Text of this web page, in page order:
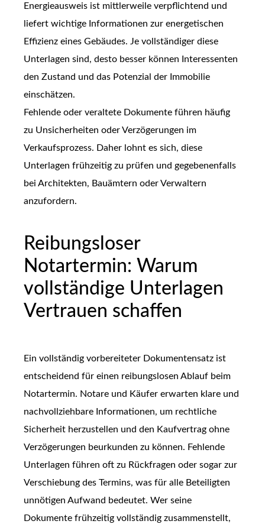
Energieausweis ist mittlerweile verpflichtend und
liefert wichtige Informationen zur energetischen
Effizienz eines Gebäudes. Je vollständiger diese
Unterlagen sind, desto besser können Interessenten
den Zustand und das Potenzial der Immobilie
einschätzen.
Fehlende oder veraltete Dokumente führen häufig
zu Unsicherheiten oder Verzögerungen im
Verkaufsprozess. Daher lohnt es sich, diese
Unterlagen frühzeitig zu prüfen und gegebenenfalls
bei Architekten, Bauämtern oder Verwaltern
anzufordern.
Reibungsloser
Notartermin: Warum
vollständige Unterlagen
Vertrauen schaffen
Ein vollständig vorbereiteter Dokumentensatz ist
entscheidend für einen reibungslosen Ablauf beim
Notartermin. Notare und Käufer erwarten klare und
nachvollziehbare Informationen, um rechtliche
Sicherheit herzustellen und den Kaufvertrag ohne
Verzögerungen beurkunden zu können. Fehlende
Unterlagen führen oft zu Rückfragen oder sogar zur
Verschiebung des Termins, was für alle Beteiligten
unnötigen Aufwand bedeutet. Wer seine
Dokumente frühzeitig vollständig zusammenstellt,